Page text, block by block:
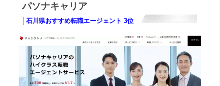
パソナキャリア
│石川県おすすめ転職エージェント 3位